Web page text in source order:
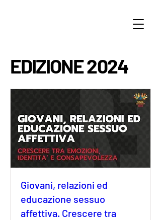
EDIZIONE 2024
Giovani, relazioni ed
educazione sessuo
affettiva. Crescere tra